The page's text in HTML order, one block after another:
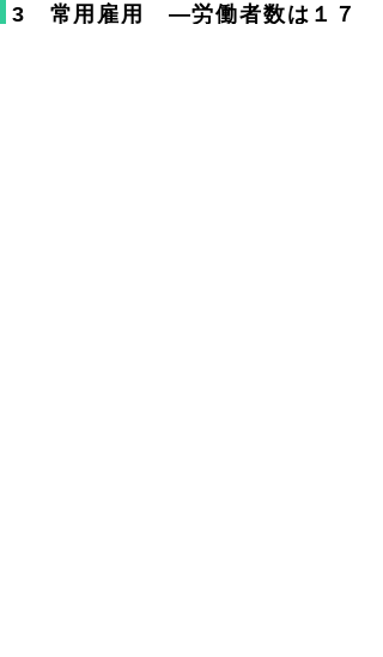
3 常用雇用 ―労働者数は１７